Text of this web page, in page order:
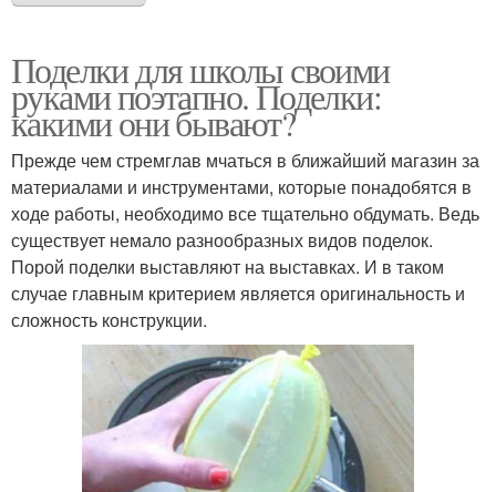
Поделки для школы своими
руками поэтапно. Поделки:
какими они бывают?
Прежде чем стремглав мчаться в ближайший магазин за
материалами и инструментами, которые понадобятся в
ходе работы, необходимо все тщательно обдумать. Ведь
существует немало разнообразных видов поделок.
Порой поделки выставляют на выставках. И в таком
случае главным критерием является оригинальность и
сложность конструкции.